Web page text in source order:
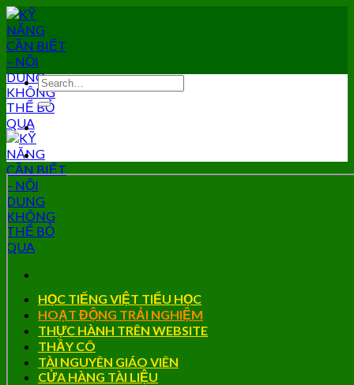
Skip
to
content
HỌC TIẾNG VIỆT TIỂU HỌC
HOẠT ĐỘNG TRẢI NGHIỆM
THỰC HÀNH TRÊN WEBSITE
THẦY CÔ
TÀI NGUYÊN GIÁO VIÊN
CỬA HÀNG TÀI LIỆU